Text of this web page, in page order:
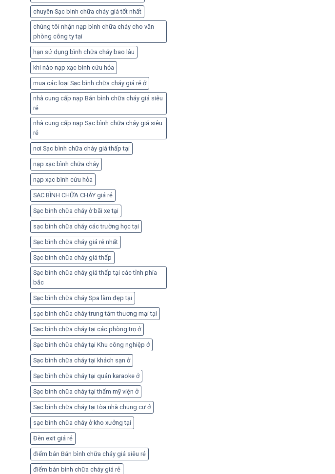
chuyên Sạc bình chữa cháy giá tốt nhất
chúng tôi nhận nạp bình chữa cháy cho văn
phòng công ty tại
hạn sử dụng bình chữa cháy bao lâu
khi nào nạp xạc bình cứu hỏa
mua các loại Sạc bình chữa cháy giá rẻ ở
nhà cung cấp nạp Bán bình chữa cháy giá siêu
rẻ
nhà cung cấp nạp Sạc bình chữa cháy giá siêu
rẻ
nơi Sạc bình chữa cháy giá thấp tại
nạp xạc bình chữa cháy
nạp xạc bình cứu hỏa
SẠC BÌNH CHỮA CHÁY giá rẻ
Sạc binh chữa cháy ở bãi xe tại
sạc bình chữa cháy các trường học tại
Sạc bình chữa cháy giá rẻ nhất
Sạc bình chữa cháy giá thấp
Sạc bình chữa cháy giá thấp tại các tỉnh phía
bắc
Sạc bình chữa cháy Spa làm đẹp tại
sạc bình chữa cháy trung tâm thương mại tại
Sạc bình chữa cháy tại các phòng trọ ở
Sạc bình chữa cháy tại Khu công nghiệp ở
Sạc bình chữa cháy tại khách sạn ở
Sạc bình chữa cháy tại quán karaoke ở
Sạc bình chữa cháy tại thẩm mỹ viện ở
Sạc bình chữa cháy tại tòa nhà chung cư ở
sạc bình chữa cháy ở kho xưởng tại
Đèn exit giá rẻ
điểm bán Bán bình chữa cháy giá siêu rẻ
điểm bán bình chữa cháy giá rẻ